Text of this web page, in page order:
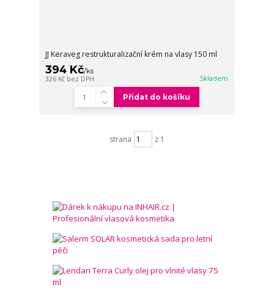
JJ Keraveg restrukturalizační krém na vlasy 150 ml
394 Kč/ks
326 Kč bez DPH Skladem
Přidat do košíku
strana z 1